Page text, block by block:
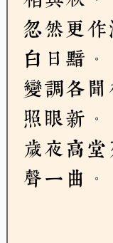
忽然更
白日黯。
變調各
照眼新。
歲夜高
聲一曲。